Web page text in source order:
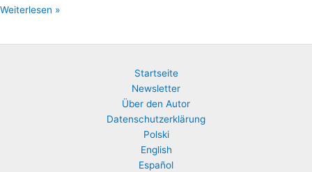
Das
Weiterlesen »
Startseite
Newsletter
Über den Autor
Datenschutzerklärung
Polski
English
Español